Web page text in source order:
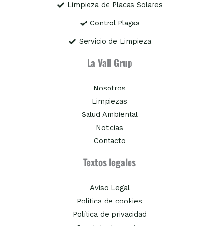
Limpieza de Placas Solares
Control Plagas
Servicio de Limpieza
La Vall Grup
Nosotros
Limpiezas
Salud Ambiental
Noticias
Contacto
Textos legales
Aviso Legal
Política de cookies
Política de privacidad